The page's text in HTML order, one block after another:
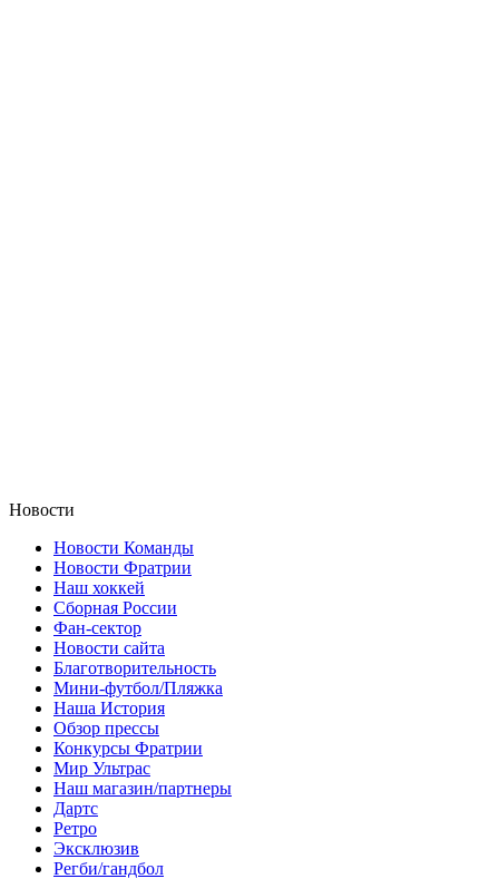
Новости
Новости Команды
Новости Фратрии
Наш хоккей
Сборная России
Фан-cектор
Новости сайта
Благотворительность
Мини-футбол/Пляжка
Наша История
Обзор прессы
Конкурсы Фратрии
Мир Ультрас
Наш магазин/партнеры
Дартс
Ретро
Эксклюзив
Регби/гандбол